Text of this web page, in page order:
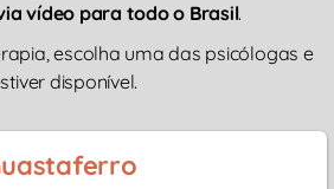
vídeo para todo o Brasil.
escolha uma das psicólogas e
disponível.